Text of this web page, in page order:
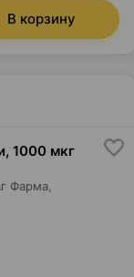
В корзину
, 1000 мкг
Фарма